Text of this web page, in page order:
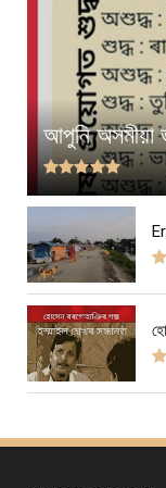
আপুনি অসমীয়া